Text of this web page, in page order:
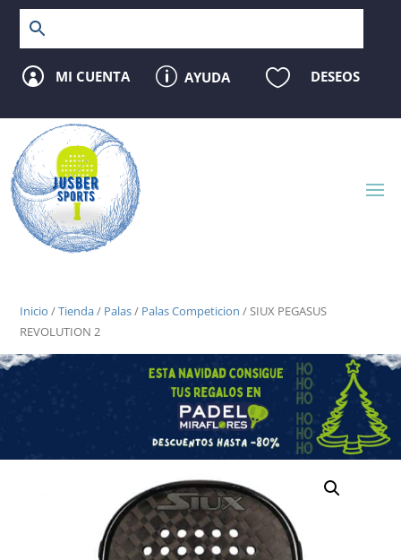
 MI CUENTA p AYUDA  DESEOS
Inicio /Tienda/ Palas/ Palas Competicion / SIUX PEGASUS
REVOLUTION 2